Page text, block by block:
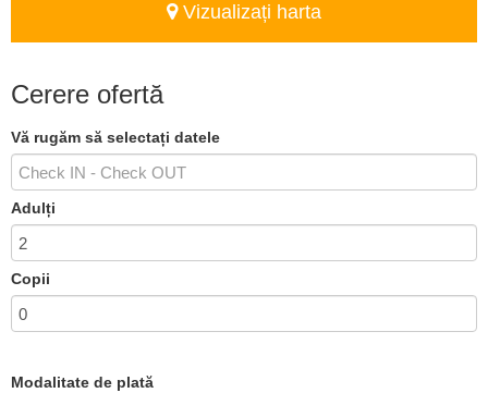
Vizualizați harta
Cerere ofertă
Vă rugăm să selectați datele
Adulți
Copii
Modalitate de plată